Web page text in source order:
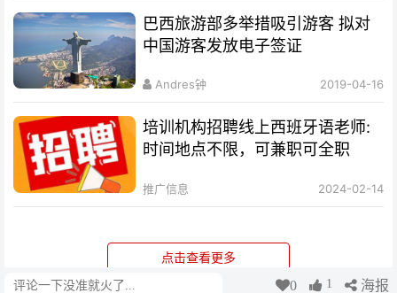
评论 0 1 海报
巴西旅游部多举措吸引游客 拟对
中国游客发放电子签证
Andres钟 2019-04-16
培训机构招聘线上西班牙语老师:
时间地点不限，可兼职可全职
推广信息 2024-02-14
点击查看更多